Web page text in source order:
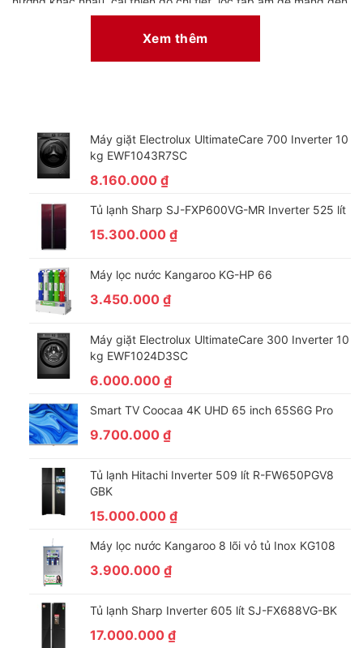
– Công nghệ âm thanh kỹ thuật số DTS có thể mã hóa 6 kênh
20-bit audio độc lập cho âm thanh truyền phát sống động,
Hệ điều hành
dàng theo dõi, lựa chọn với hơn 700.000 đầu phim, chương
trình đa dạng, phù hợp với sở thích giải trí của bạn.
– Mẫu tivi TCL này có kho ứng dụng phong phú, bao gồm các
ứng dụng quen thuộc: YouTube, Netflix, VieON, MP3 Zing, FPT
Play, Clip TV, Nhaccuatui,…
– Tải nhiều ứng dụng và nhanh hơn với bộ nhớ được nâng cấp
Xem thêm
Máy giặt Electrolux UltimateCare 700 Inverter 10
kg EWF1043R7SC
8.160.000 ₫
Tủ lạnh Sharp SJ-FXP600VG-MR Inverter 525 lít
15.300.000 ₫
Máy lọc nước Kangaroo KG-HP 66
3.450.000 ₫
Máy giặt Electrolux UltimateCare 300 Inverter 10
kg EWF1024D3SC
6.000.000 ₫
Smart TV Coocaa 4K UHD 65 inch 65S6G Pro
9.700.000 ₫
Tủ lạnh Hitachi Inverter 509 lít R-FW650PGV8
GBK
15.000.000 ₫
Máy lọc nước Kangaroo 8 lõi vỏ tủ Inox KG108
3.900.000 ₫
Tủ lạnh Sharp Inverter 605 lít SJ-FX688VG-BK
17.000.000 ₫